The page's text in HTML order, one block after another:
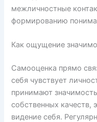
межличностные
формированию
Как ощущение
Самооценка прямо
себя чувствует
принимают
собственных качеств,
видение себя.